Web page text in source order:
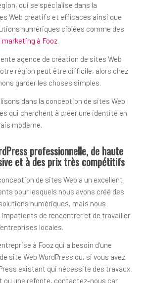
qui se spécialise dans la
Web créatifs et efficaces ainsi que
numériques ciblées comme des
à Fooz.
agence de création de sites Web
région peut être difficile, alors chez
garder les choses simples.
dans la conception de sites Web
qui cherchent à créer une identité en
moderne.
professionnelle, de haute
et à des prix très compétitifs
de sites Web a un excellent
pour lesquels nous avons créé des
numériques, mais nous
de rencontrer et de travailler
locales.
à Fooz qui a besoin d’une
site Web WordPress ou, si vous avez
existant qui nécessite des travaux
ou une refonte, contactez-nous car